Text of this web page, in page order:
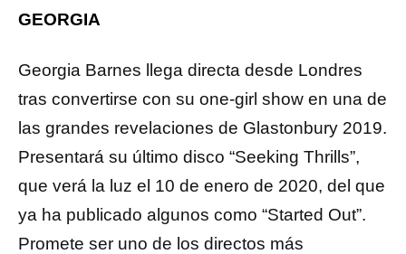
GEORGIA
Georgia Barnes llega directa desde Londres
tras convertirse con su one-girl show en una de
las grandes revelaciones de Glastonbury 2019.
Presentará su último disco “Seeking Thrills”,
que verá la luz el 10 de enero de 2020, del que
ya ha publicado algunos como “Started Out”.
Promete ser uno de los directos más